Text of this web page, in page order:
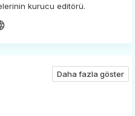
kurucu editörü.
Daha fazla göster